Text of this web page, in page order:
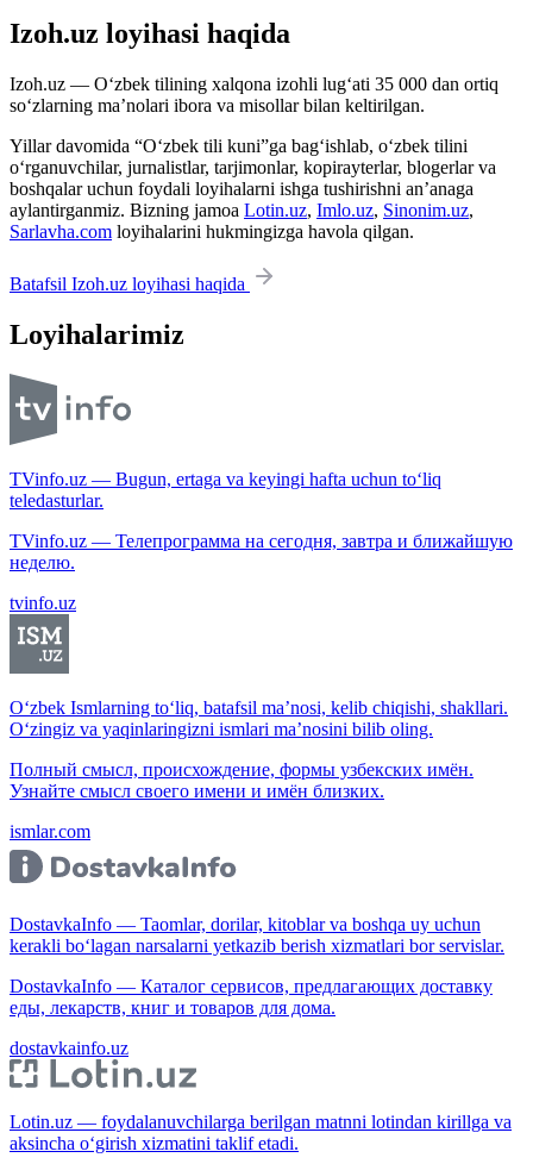
Izoh.uz loyihasi haqida
Izoh.uz — O‘zbek tilining xalqona izohli lug‘ati 35 000 dan ortiq
so‘zlarning ma’nolari ibora va misollar bilan keltirilgan.
Yillar davomida “O‘zbek tili kuni”ga bag‘ishlab, o‘zbek tilini
o‘rganuvchilar, jurnalistlar, tarjimonlar, kopirayterlar, blogerlar va
boshqalar uchun foydali loyihalarni ishga tushirishni an’anaga
aylantirganmiz. Bizning jamoa Lotin.uz, Imlo.uz, Sinonim.uz,
Sarlavha.com loyihalarini hukmingizga havola qilgan.
Batafsil Izoh.uz loyihasi haqida
Loyihalarimiz
TVinfo.uz — Bugun, ertaga va keyingi hafta uchun to‘liq
teledasturlar.
TVinfo.uz — Телепрограмма на сегодня, завтра и ближайшую
неделю.
tvinfo.uz
O‘zbek Ismlarning to‘liq, batafsil ma’nosi, kelib chiqishi, shakllari.
O‘zingiz va yaqinlaringizni ismlari ma’nosini bilib oling.
Полный смысл, происхождение, формы узбекских имён.
Узнайте смысл своего имени и имён близких.
ismlar.com
DostavkaInfo — Taomlar, dorilar, kitoblar va boshqa uy uchun
kerakli bo‘lagan narsalarni yetkazib berish xizmatlari bor servislar.
DostavkaInfo — Каталог сервисов, предлагающих доставку
еды, лекарств, книг и товаров для дома.
dostavkainfo.uz
Lotin.uz — foydalanuvchilarga berilgan matnni lotindan kirillga va
aksincha o‘girish xizmatini taklif etadi.